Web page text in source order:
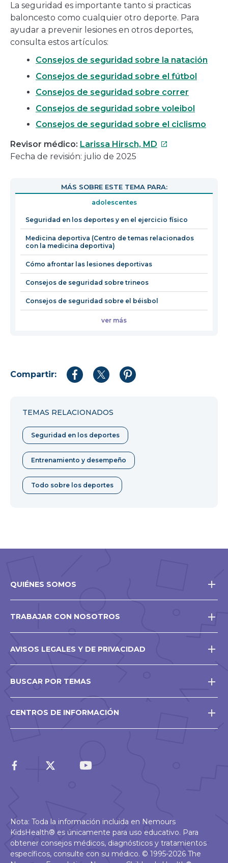
La seguridad es importante tanto si practicas
baloncesto como cualquier otro deporte. Para
ayudar a prevenir lesiones en otros deportes,
consulta estos artículos:
Consejos de seguridad sobre la natación
Consejos de seguridad sobre el fútbol
Consejos de seguridad sobre correr
Consejos de seguridad sobre voleibol
Consejos de seguridad sobre el ciclismo
Revisor médico: Larissa Hirsch, MD Este
en
nueva
ventana
Fecha de revisión: julio de 2025
MÁS SOBRE ESTE TEMA PARA:
adolescentes
Seguridad en los deportes y en el ejercicio físico
Medicina deportiva (Centro de temas relacionados
con la medicina deportiva)
Cómo afrontar las lesiones deportivas
Consejos de seguridad sobre trineos
Consejos de seguridad sobre el béisbol
ver más
Compartir:
CompartirCompartirCompartir
TEMAS RELACIONADOS
Seguridad en los deportes
Entrenamiento y desempeño
Todo sobre los deportes
QUIÉNES SOMOS
TRABAJAR CON NOSOTROS
AVISOS LEGALES Y DE PRIVACIDAD
BUSCAR POR TEMAS
CENTROS DE INFORMACIÓN
Nota: Toda la información incluida en Nemours
KidsHealth® es únicamente para uso educativo. Para
obtener consejos médicos, diagnósticos y tratamientos
específicos, consulte con su médico. © 1995-2026 The